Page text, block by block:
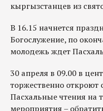
кыргызстанцев из
В 16.15 начнется
Богослужение, по
молодежь ждет
30 апреля в 09.00 в
торжественно
Пасхальные чтения на
мероприятия –